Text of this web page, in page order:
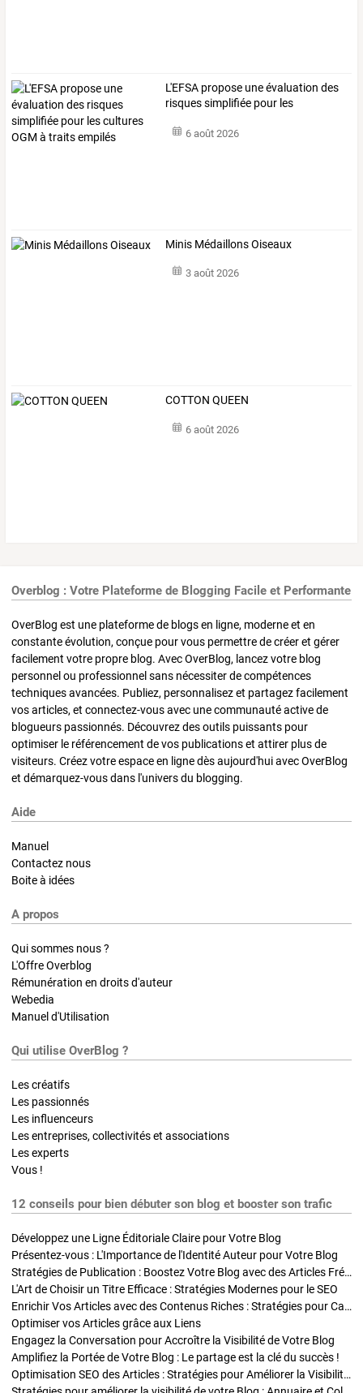
L'EFSA propose uneévaluation des
risquessimplifiée pour les
6 août 2026
Minis Médaillons Oiseaux
3 août 2026
COTTON QUEEN
6 août 2026
Overblog : Votre Plateforme de Blogging Facile et Performante
OverBlog est une plateforme de blogs en ligne, moderne et en
constante évolution, conçue pour vous permettre de créer et gérer
facilement votre propre blog. Avec OverBlog, lancez votre blog
personnel ou professionnel sans nécessiter de compétences
techniques avancées. Publiez, personnalisez et partagez facilement
vos articles, et connectez-vous avec une communauté active de
blogueurs passionnés. Découvrez des outils puissants pour
optimiser le référencement de vos publications et attirer plus de
visiteurs. Créez votre espace en ligne dès aujourd'hui avec OverBlog
et démarquez-vous dans l'univers du blogging.
Aide
Manuel
Contactez nous
Boite à idées
A propos
Qui sommes nous ?
L'Offre Overblog
Rémunération en droits d'auteur
Webedia
Manuel d'Utilisation
Qui utilise OverBlog ?
Les créatifs
Les passionnés
Les influenceurs
Les entreprises, collectivités et associations
Les experts
Vous !
12 conseils pour bien débuter son blog et booster son trafic
Développez une Ligne Éditoriale Claire pour Votre Blog
Présentez-vous : L'Importance de l'Identité Auteur pour Votre Blog
Stratégies de Publication : Boostez Votre Blog avec des Articles Fréquents et Exclusifs
L'Art de Choisir un Titre Efficace : Stratégies Modernes pour le SEO
Enrichir Vos Articles avec des Contenus Riches : Stratégies pour Captiver et Optimiser
Optimiser vos Articles grâce aux Liens
Engagez la Conversation pour Accroître la Visibilité de Votre Blog
Amplifiez la Portée de Votre Blog : Le partage est la clé du succès !
Optimisation SEO des Articles : Stratégies pour Améliorer la Visibilité de Votre Blog